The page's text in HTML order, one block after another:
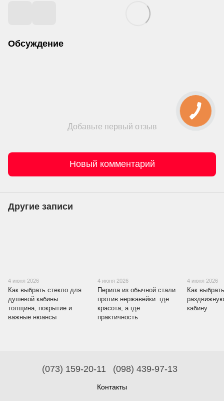
Обсуждение
Добавьте первый отзыв
Новый комментарий
Другие записи
4 июня 2026
Как выбрать стекло для
душевой кабины:
толщина, покрытие и
важные нюансы
4 июня 2026
Перила из обычной стали
против нержавейки: где
красота, а где
практичность
4 июня 2026
Как
кабину
(073) 159-20-11 (098) 439-97-13
Контакты